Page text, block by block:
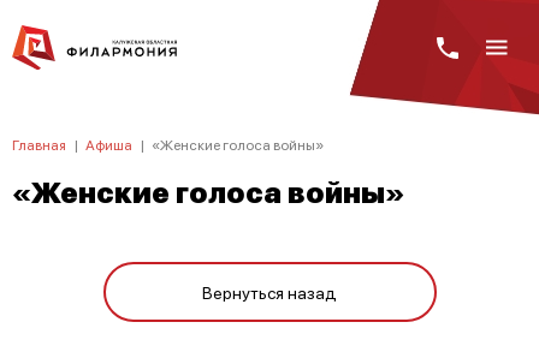
Главная | Афиша | «Женские голоса войны»
«Женские голоса войны»
Вернуться назад